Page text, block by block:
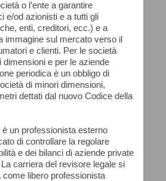
o l’ente a garantire
e/od azionisti e a tutti gli
enti, creditori, ecc.) e a
immagine sul mercato verso il
e clienti. Per le società
dimensioni e per le aziende
periodica è un obbligo di
di minori dimensioni,
dettati dal nuovo Codice della
è un professionista esterno
di controllare la regolare
e dei bilanci di aziende private
carriera del revisore legale si
come libero professionista